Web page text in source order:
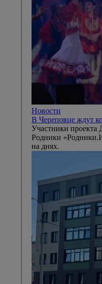
Новости
В Череповце ждут
Участники проекта
Родники
на днях.